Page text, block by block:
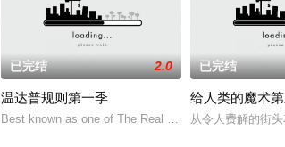
已完结 2.0
温达普规则第一季
Best known as one of The Real Housewives
已完结
给人类的魔术
从令人费解的街